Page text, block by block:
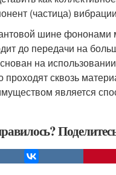
(частица)
шине фононами
до передачи на
на
проходят сквозь
является